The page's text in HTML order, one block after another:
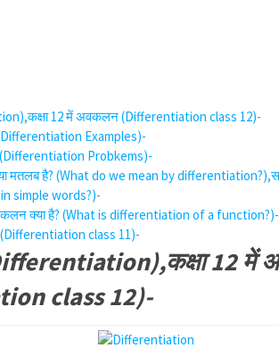
12 में अवकलन (Differentiation class 12)-
Examples)-
Probkems)-
मतलब है? (What do we mean by
simple words?)-
क्या है? (What is differentiation of a function?)-
class 11)-
12 में
class 12)-